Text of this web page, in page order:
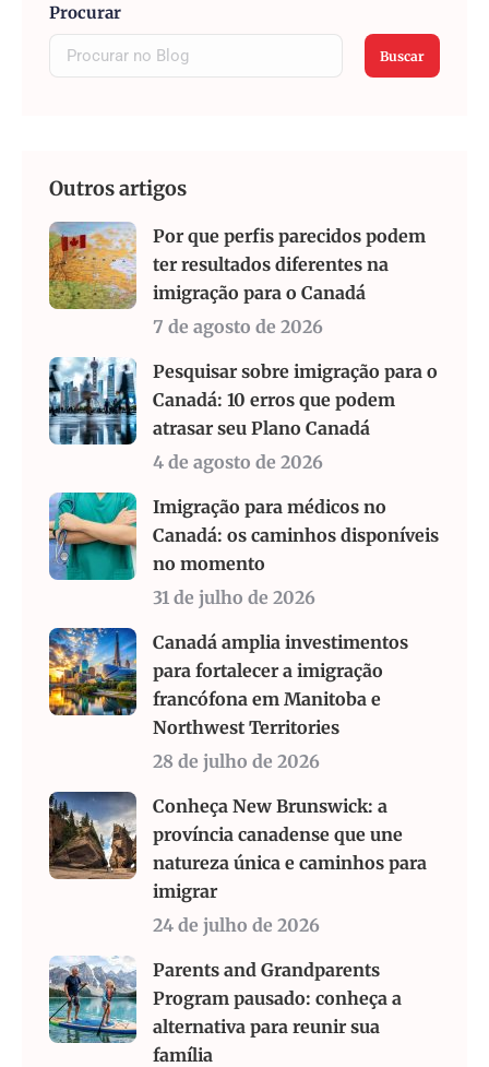
Procurar
Buscar
Outros artigos
Por que perfis parecidos podem
ter resultados diferentes na
imigração para o Canadá
7 de agosto de 2026
Pesquisar sobre imigração para o
Canadá: 10 erros que podem
atrasar seu Plano Canadá
4 de agosto de 2026
Imigração para médicos no
Canadá: os caminhos disponíveis
no momento
31 de julho de 2026
Canadá amplia investimentos
para fortalecer a imigração
francófona em Manitoba e
Northwest Territories
28 de julho de 2026
Conheça New Brunswick: a
província canadense que une
natureza única e caminhos para
imigrar
24 de julho de 2026
Parents and Grandparents
Program pausado: conheça a
alternativa para reunir sua
família